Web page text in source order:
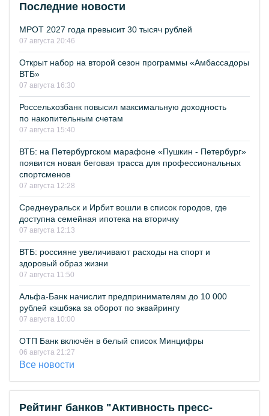
Последние новости
МРОТ 2027 года превысит 30 тысяч рублей
07 августа 20:46
Открыт набор на второй сезон программы «Амбассадоры
ВТБ»
07 августа 16:30
Россельхозбанк повысил максимальную доходность
по накопительным счетам
07 августа 15:40
ВТБ: на Петербургском марафоне «Пушкин - Петербург»
появится новая беговая трасса для профессиональных
спортсменов
07 августа 12:28
Среднеуральск и Ирбит вошли в список городов, где
доступна семейная ипотека на вторичку
07 августа 12:13
ВТБ: россияне увеличивают расходы на спорт и
здоровый образ жизни
07 августа 11:50
Альфа-Банк начислит предпринимателям до 10 000
рублей кэшбэка за оборот по эквайрингу
07 августа 10:00
ОТП Банк включён в белый список Минцифры
06 августа 21:27
Все новости
Рейтинг банков "Активность пресс-